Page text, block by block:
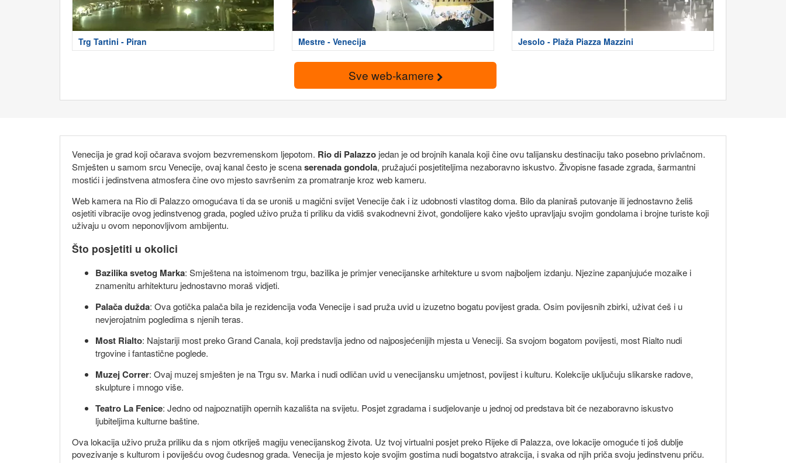
Trg Tartini - Piran Mestre - Venecija Jesolo - Plaža Piazza Mazzini
Sve web-kamere
Venecija je grad koji očarava svojom bezvremenskom ljepotom. Rio di Palazzo jedan je od brojnih kanala koji čine ovu talijansku destinaciju tako posebno privlačnom.
Smješten u samom srcu Venecije, ovaj kanal često je scenaserenada gondola, pružajući posjetiteljima nezaboravno iskustvo. Živopisne fasade zgrada, šarmantni
mostići i jedinstvena atmosfera čine ovo mjesto savršenim za promatranje kroz web kameru.
Web kamera na Rio di Palazzo omogućava ti da se uroniš u magični svijet Venecije čak i iz udobnosti vlastitog doma. Bilo da planiraš putovanje ili jednostavno želiš
osjetiti vibracije ovog jedinstvenog grada, pogled uživo pruža ti priliku da vidiš svakodnevni život, gondolijere kako vješto upravljaju svojim gondolama i brojne turiste koji
uživaju u ovom neponovljivom ambijentu.
Što posjetiti u okolici
Bazilika svetog Marka: Smještena na istoimenom trgu, bazilika je primjer venecijanske arhitekture u svom najboljem izdanju. Njezine zapanjujuće mozaike i
znamenitu arhitekturu jednostavno moraš vidjeti.
Palača dužda: Ova gotička palača bila je rezidencija vođa Venecije i sad pruža uvid u izuzetno bogatu povijest grada. Osim povijesnih zbirki, uživat ćeš i u
nevjerojatnim pogledima s njenih teras.
Most Rialto: Najstariji most preko Grand Canala, koji predstavlja jedno od najposjećenijih mjesta u Veneciji. Sa svojom bogatom povijesti, most Rialto nudi
trgovine i fantastične poglede.
Muzej Correr: Ovaj muzej smješten je na Trgu sv. Marka i nudi odličan uvid u venecijansku umjetnost, povijest i kulturu. Kolekcije uključuju slikarske radove,
skulpture i mnogo više.
Teatro La Fenice: Jedno od najpoznatijih opernih kazališta na svijetu. Posjet zgradama i sudjelovanje u jednoj od predstava bit će nezaboravno iskustvo
ljubiteljima kulturne baštine.
Ova lokacija uživo pruža priliku da s njom otkriješ magiju venecijanskog života. Uz tvoj virtualni posjet preko Rijeke di Palazza, ove lokacije omoguće ti još dublje
povezivanje s kulturom i poviješću ovog čudesnog grada. Venecija je mjesto koje svojim gostima nudi bogatstvo atrakcija, i svaka od njih priča svoju jedinstvenu priču.